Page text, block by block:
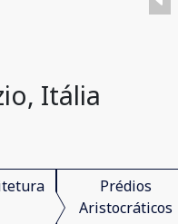
Itália
Prédios
Aristocráticos